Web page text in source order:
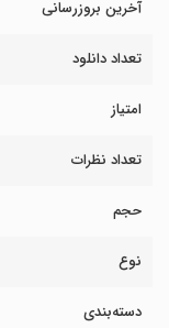
آخرین بروزرسانی
تعداد دانلود
امتیاز
تعداد نظرات
حجم
نوع
دسته‌بندی